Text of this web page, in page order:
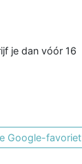
je dan vóór 16
Google-favoriet